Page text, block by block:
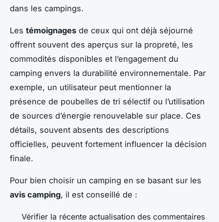
dans les campings.
Les témoignages de ceux qui ont déjà séjourné
offrent souvent des aperçus sur la propreté, les
commodités disponibles et l’engagement du
camping envers la durabilité environnementale. Par
exemple, un utilisateur peut mentionner la
présence de poubelles de tri sélectif ou l’utilisation
de sources d’énergie renouvelable sur place. Ces
détails, souvent absents des descriptions
officielles, peuvent fortement influencer la décision
finale.
Pour bien choisir un camping en se basant sur les
avis camping, il est conseillé de :
Vérifier la récente actualisation des commentaires